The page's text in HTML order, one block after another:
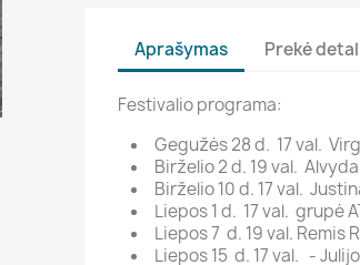
Aprašymas Prekė
Festivalio programa:
Gegužės 28 d. 17 val.
Birželio 2 d. 19 val.
Birželio 10 d. 17 val.
Liepos 1 d. 17 val. grupė
Liepos 7 d. 19 val. Remis
Liepos 15 d. 17 val. -